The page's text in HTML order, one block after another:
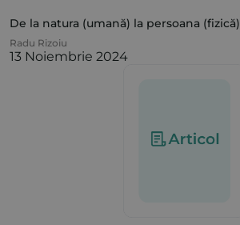
De la natura (umană) la persoana (fizică)
Radu Rizoiu
13 Noiembrie 2024